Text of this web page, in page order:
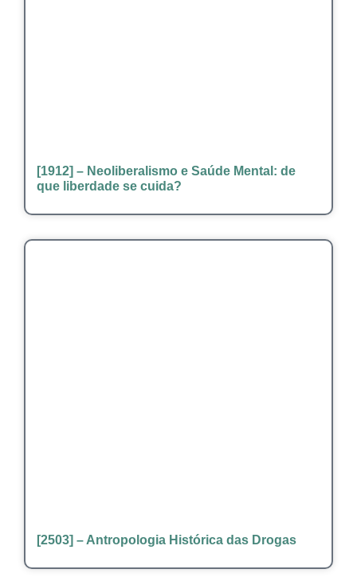
[1912] – Neoliberalismo e Saúde Mental: de
que liberdade se cuida?
[2503] – Antropologia Histórica das Drogas